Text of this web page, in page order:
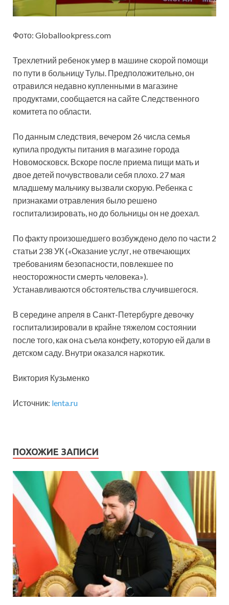
Фото: Globallookpress.com
Трехлетний ребенок умер в машине скорой помощи
по пути в больницу Тулы. Предположительно, он
отравился недавно купленными в магазине
продуктами, сообщается на сайте Следственного
комитета по области.
По данным следствия, вечером 26 числа семья
купила продукты питания в магазине города
Новомосковск. Вскоре после приема пищи мать и
двое детей почувствовали себя плохо. 27 мая
младшему мальчику вызвали скорую. Ребенка с
признаками отравления было решено
госпитализировать, но до больницы он не доехал.
По факту произошедшего возбуждено дело по части 2
статьи 238 УК («Оказание услуг, не отвечающих
требованиям безопасности, повлекшее по
неосторожности смерть человека»).
Устанавливаются обстоятельства случившегося.
В середине апреля в Санкт-Петербурге девочку
госпитализировали в крайне тяжелом состоянии
после того, как она съела конфету, которую ей дали в
детском саду. Внутри оказался наркотик.
Виктория Кузьменко
Источник: lenta.ru
ПОХОЖИЕ ЗАПИСИ